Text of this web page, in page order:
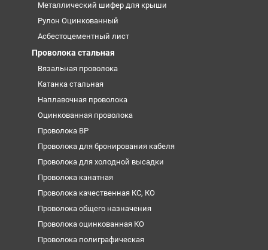
Металлический шифер для крыши
Рулон Оцинкованный
Асбестоцементный лист
Проволока стальная
Вязальная проволока
Катанка стальная
Наплавочная проволока
Оцинкованная проволока
Проволока ВР
Проволока для бронирования кабеля
Проволока для холодной высадки
Проволока канатная
Проволока качественная КС, КО
Проволока общего назначения
Проволока оцинкованная КО
Проволока полиграфическая